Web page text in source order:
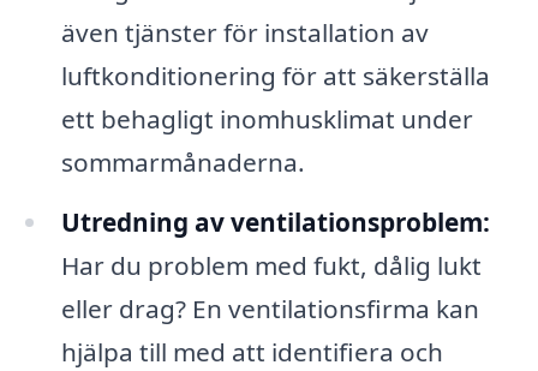
även tjänster för installation av
luftkonditionering för att säkerställa
ett behagligt inomhusklimat under
sommarmånaderna.
Utredning av ventilationsproblem:
Har du problem med fukt, dålig lukt
eller drag? En ventilationsfirma kan
hjälpa till med att identifiera och